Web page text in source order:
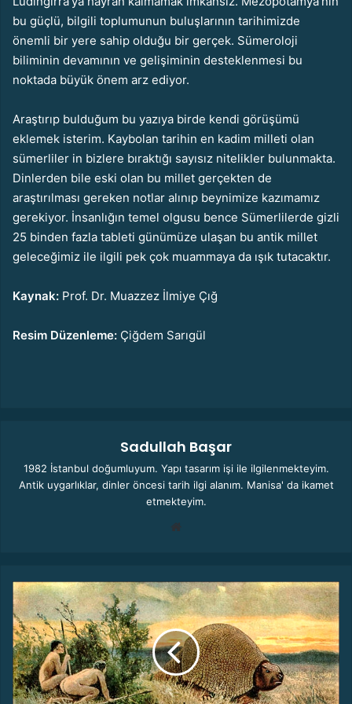
bu güçlü, bilgili toplumunun buluşlarının tarihimizde
önemli bir yere sahip olduğu bir gerçek. Sümeroloji
biliminin devamının ve gelişiminin desteklenmesi bu
noktada büyük önem arz ediyor.
Araştırıp bulduğum bu yazıya birde kendi görüşümü
eklemek isterim. Kaybolan tarihin en kadim milleti olan
sümerliler in bizlere bıraktığı sayısız nitelikler bulunmakta.
Dinlerden bile eski olan bu millet gerçekten de
araştırılması gereken notlar alınıp beynimize kazımamız
gerekiyor. İnsanlığın temel olgusu bence Sümerlilerde gizli
25 binden fazla tableti günümüze ulaşan bu antik millet
geleceğimiz ile ilgili pek çok muammaya da ışık tutacaktır.
Kaynak: Prof. Dr. Muazzez İlmiye Çığ
Resim Düzenleme: Çiğdem Sarıgül
Sadullah Başar
1982 İstanbul doğumluyum. Yapı tasarım işi ile ilgilenmekteyim.
Antik uygarlıklar, dinler öncesi tarih ilgi alanım. Manisa' da ikamet
etmekteyim.
esi
3
0
B
İ
N
Y
I